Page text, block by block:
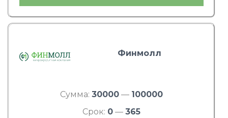
Финмолл
Сумма: 30000 — 100000
Срок: 0 — 365